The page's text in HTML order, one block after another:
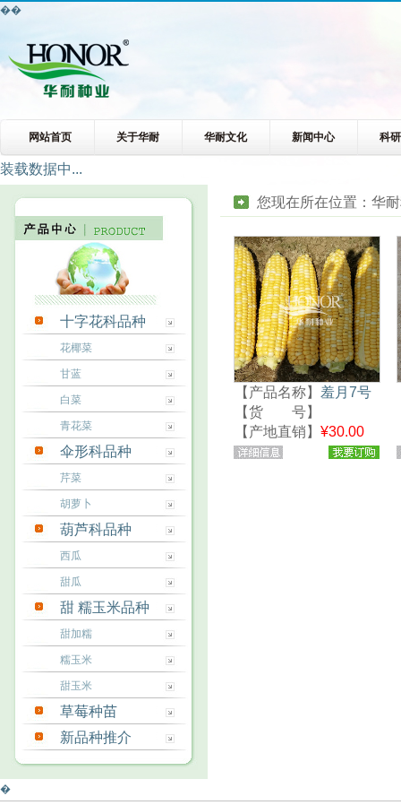
��
网站首页 关于华耐 华耐文化 新闻中心 科
装载数据中...
十字花科品种
花椰菜
甘蓝
白菜
青花菜
伞形科品种
芹菜
胡萝卜
葫芦科品种
西瓜
甜瓜
甜 糯玉米品种
甜加糯
糯玉米
甜玉米
草莓种苗
新品种推介
您现在所在位置： 华
【产品名称】 羞月7号
【货 号】
302429377169
【产地直销】 ¥30.00
元/袋
�